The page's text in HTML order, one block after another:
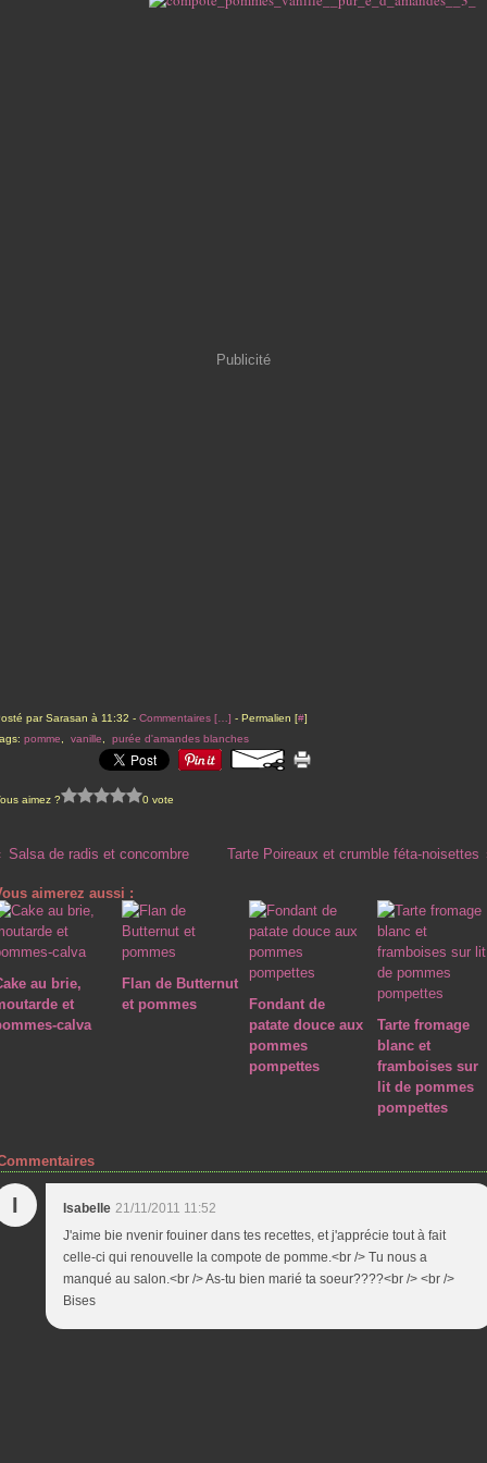
Publicité
par Sarasan à 11:32 - Commentaires [ ] - Permalien [#]
pomme vanille purée d'amandes blanches
aimez ? 0 vote
Salsa de radis et concombre Tarte Poireaux et crumble féta-noisettes
aimerez aussi :
au brie,
et
calva
Flan de Butternut
et pommes
Fondant de
patate douce aux
pommes
pompettes
Tarte fromage
blanc et
framboises sur
lit de pommes
pompettes
I Isabelle 21/11/2011 11:52
J'aime bie nvenir fouiner dans tes recettes, et j'apprécie tout à fait
celle-ci qui renouvelle la compote de pomme.<br /> Tu nous a
manqué au salon.<br /> As-tu bien marié ta soeur????<br /> <br />
Bises